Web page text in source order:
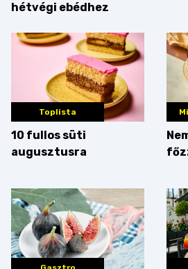
hétvégi ebédhez
Toplista
10 fullos süti
augusztusra